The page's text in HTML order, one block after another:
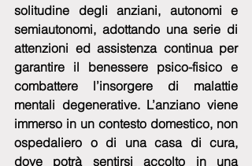
solitudine degli anziani, autonomi e
semiautonomi, adottando una serie di
attenzioni ed assistenza continua per
garantire il benessere psico-fisico e
combattere l’insorgere di malattie
mentali degenerative. L’anziano viene
immerso in un contesto domestico, non
ospedaliero o di una casa di cura,
dove potrà sentirsi accolto in una